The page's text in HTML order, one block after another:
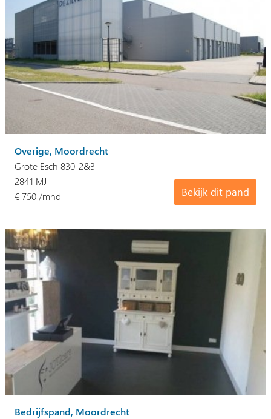
Overige, Moordrecht
Grote Esch 830-2&3
Bekijk dit pand
2841 MJ
€ 750 /mnd
Bedrijfspand, Moordrecht